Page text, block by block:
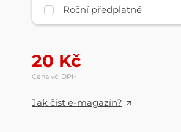
Roční předplatné
20 Kč
Cena vč. DPH
Jak číst e-magazín?